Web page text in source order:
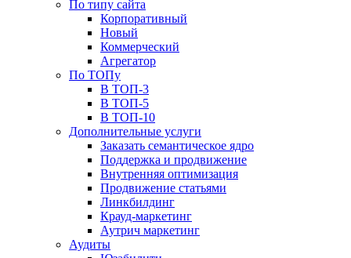
По типу сайта
Корпоративный
Новый
Коммерческий
Агрегатор
По ТОПу
В ТОП-3
В ТОП-5
В ТОП-10
Дополнительные услуги
Заказать семантическое ядро
Поддержка и продвижение
Внутренняя оптимизация
Продвижение статьями
Линкбилдинг
Крауд-маркетинг
Аутрич маркетинг
Аудиты